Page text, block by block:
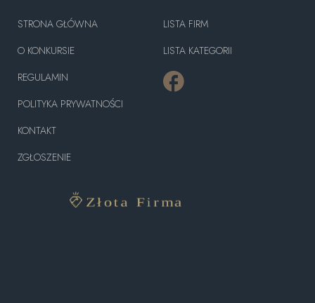
STRONA GŁÓWNA
O KONKURSIE
REGULAMIN
POLITYKA PRYWATNOŚCI
KONTAKT
ZGŁOSZENIE
LISTA FIRM
LISTA KATEGORII